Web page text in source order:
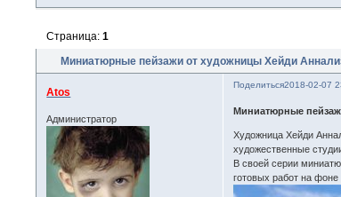
Миниатюрные пейзажи от художницы Хейди
Страница:1
Поделиться2018-02-07
Atos
Администратор
Миниатюрные
Художница Хейди
художественные
В своей серии
готовых работ на